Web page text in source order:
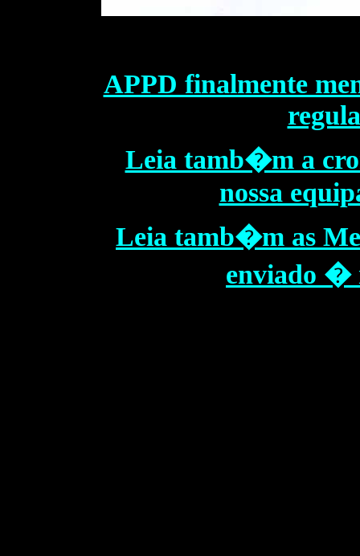
APPD finalmente
Leia tamb�m a
nossa
Leia tamb�m as
enviado �